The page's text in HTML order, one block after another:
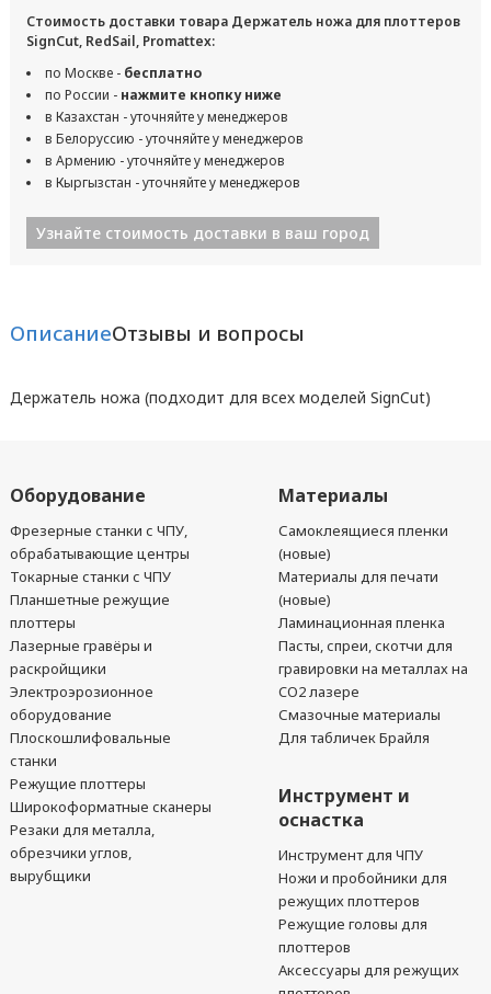
Стоимость доставки товара Держатель ножа для плоттеров
SignCut, RedSail, Promattex:
по Москве - бесплатно
по России - нажмите кнопку ниже
в Казахстан - уточняйте у менеджеров
в Белоруссию - уточняйте у менеджеров
в Армению - уточняйте у менеджеров
в Кыргызстан - уточняйте у менеджеров
Узнайте стоимость доставки в ваш город
ОписаниеОтзывы и вопросы
Держатель ножа (подходит для всех моделей SignCut)
Оборудование
Фрезерные станки с ЧПУ,
обрабатывающие центры
Токарные станки с ЧПУ
Планшетные режущие
плоттеры
Лазерные гравёры и
раскройщики
Электроэрозионное
оборудование
Плоскошлифовальные
станки
Режущие плоттеры
Широкоформатные сканеры
Резаки для металла,
обрезчики углов,
вырубщики
Материалы
Самоклеящиеся пленки
(новые)
Материалы для печати
(новые)
Ламинационная пленка
Пасты, спреи, скотчи для
гравировки на металлах на
CO2 лазере
Смазочные материалы
Для табличек Брайля
Инструмент и
оснастка
Инструмент для ЧПУ
Ножи и пробойники для
режущих плоттеров
Режущие головы для
плоттеров
Аксессуары для режущих